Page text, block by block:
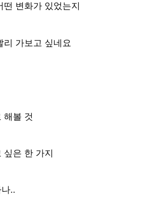
떤 변화가 있었는지
리 가보고 싶네요
해볼 것
싶은 한 가지
..